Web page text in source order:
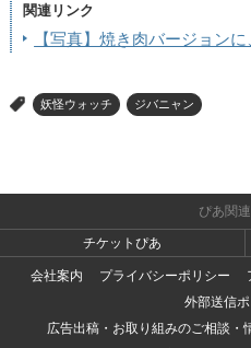
関連リンク
【写真】焼き肉バージョン
> 妖怪ウォッチ ジバニャン
ぴあ関
チケットぴあ
会社案内
プライバシーポリシー
外部送信
広告出稿・お取り組みのご相談・